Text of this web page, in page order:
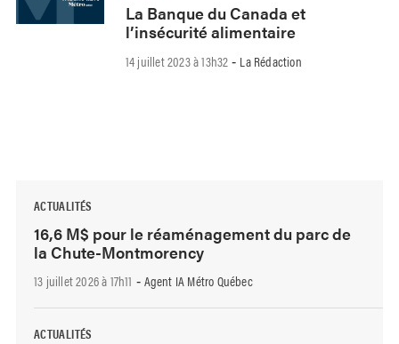
La Banque du Canada et
l’insécurité alimentaire
14 juillet 2023 à 13h32 - La Rédaction
ACTUALITÉS
16,6 M$ pour le réaménagement du parc de
la Chute-Montmorency
13 juillet 2026 à 17h11 - Agent IA Métro Québec
ACTUALITÉS